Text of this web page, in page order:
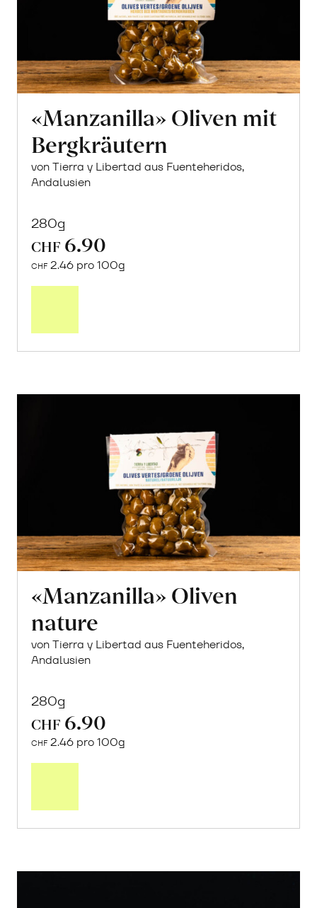
«Manzanilla» Oliven mit
Bergkräutern
von Tierra y Libertad aus Fuenteheridos,
Andalusien
280g
CHF 6.90
CHF 2.46 pro 100g
«Manzanilla» Oliven
nature
von Tierra y Libertad aus Fuenteheridos,
Andalusien
280g
CHF 6.90
CHF 2.46 pro 100g